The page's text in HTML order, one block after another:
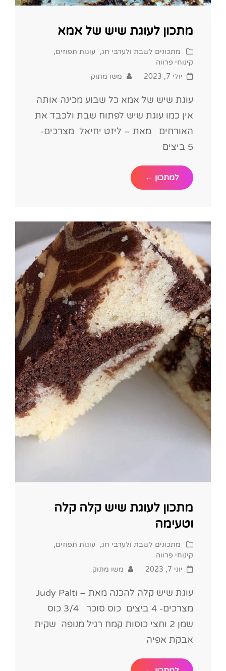
מתכון לעוגת שיש של אמא
Cat
Links
מתכונים לשבת ולערבי חג, עוגות תפוזים,
קינוחי פרווה
Posted
יולי 7, 2023 משו מתוק
עוגת שיש של אמא כל שבוע מכינה אותה
אין כמו עוגת שיש לפתוח שבת ולכבד את
האורחים מאת – ליזט יחיאל מצרכים-
5 ביצים
למתכון ← מתכון
לעוגת
מתכון לעוגת שיש קלה קלה
וטעימה
Cat
Links
מתכונים לשבת ולערבי חג, עוגות תפוזים,
קינוחי פרווה
Posted
יוני 7, 2023 משו מתוק
עוגת שיש קלה להכנה מאת – Judy Palti
מצרכים- 4 ביצים כוס סוכר 3/4 כוס
שמן 2 וחצי כוסות קמח רגיל מנופה שקית
אבקת אפיה